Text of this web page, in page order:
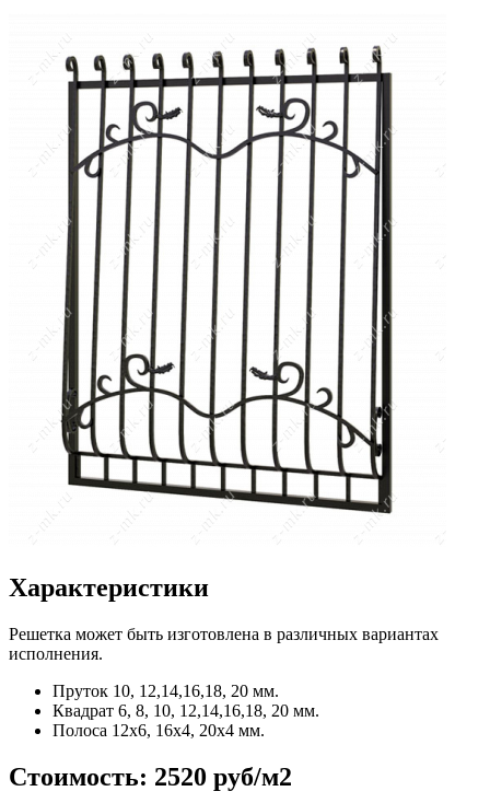
Характеристики
Решетка может быть изготовлена в различных вариантах
исполнения.
Пруток 10, 12,14,16,18, 20 мм.
Квадрат 6, 8, 10, 12,14,16,18, 20 мм.
Полоса 12x6, 16x4, 20x4 мм.
Стоимость: 2520 руб/м2